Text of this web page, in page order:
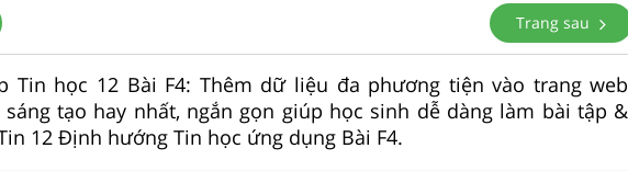
Trang sau
Tin học 12 Bài F4: Thêm dữ liệu đa phương tiện vào trang web
sáng tạo hay nhất, ngắn gọn giúp học sinh dễ dàng làm bài tập &
12 Định hướng Tin học ứng dụng Bài F4.